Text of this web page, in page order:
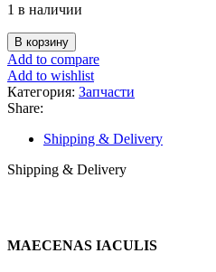
1 в наличии
Количество
товара
Адаптер
Incar
CON-
разъем
Intro
В корзину
Add to compare
Add to wishlist
Категория: Запчасти
Share:
Shipping & Delivery
Shipping & Delivery
MAECENAS IACULIS